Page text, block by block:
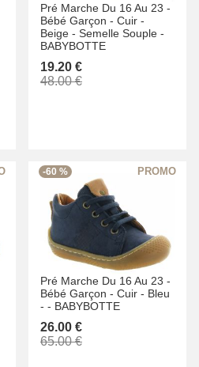
Pré Marche Du 16 Au 23 -
Bébé Garçon - Cuir -
Beige - Semelle Souple -
BABYBOTTE
19.20 €
48.00 €
-60 %
Pré Marche Du 16 Au 23 -
Bébé Garçon - Cuir - Bleu
- - BABYBOTTE
26.00 €
65.00 €